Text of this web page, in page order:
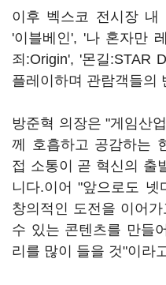
이후 벡스코 전시장 내
'이블베인', '나 혼자만
죄:Origin', '몬길:STAR
플레이하며 관람객들의
방준혁 의장은 "게임산
께 호흡하고 공감하는
접 소통이 곧 혁신의 출
니다.이어 "앞으로도 넷
창의적인 도전을 이어
수 있는 콘텐츠를 만들
리를 많이 들을 것"이라